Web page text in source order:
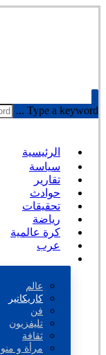
Type a keyword ...
الرئيسية
سياسة
تقارير
حوادث
تحقيقات
رياضة
كرة عالمية
عرب
عالم
كاريكاتير
فن
تليفزيون
ثقافة
مرأة و